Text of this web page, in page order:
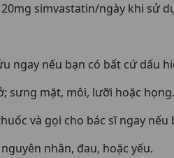
simvastatin/ngày khi sử
ngay nếu bạn có bất cứ dấu
sưng mặt, môi, lưỡi hoặc họng.
và gọi cho bác sĩ ngay
nhân, đau, hoặc yếu.